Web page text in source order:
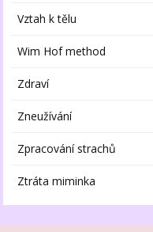
Vztah k tělu
Wim Hof method
Zdraví
Zneužívání
Zpracování strachů
Ztráta miminka